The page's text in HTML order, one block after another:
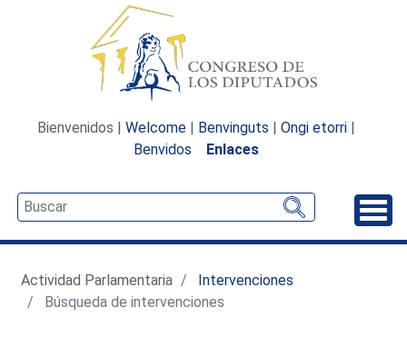
Bienvenidos | Welcome | Benvinguts | Ongi etorri |
Benvidos
Enlaces
Actividad Parlamentaria
Intervenciones
Búsqueda de intervenciones